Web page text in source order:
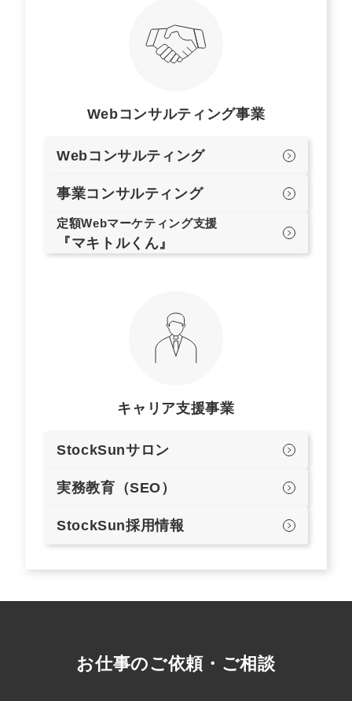
Webコンサルティング事業
Webコンサルティング
事業コンサルティング
定額Webマーケティング支援
『マキトルくん』
キャリア支援事業
StockSunサロン
実務教育（SEO）
StockSun採用情報
お仕事のご依頼・ご相談